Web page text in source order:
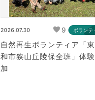
2026.07.30 9 ボランテ
自然再生ボランティア「
和市狭山丘陵保全班」体
加